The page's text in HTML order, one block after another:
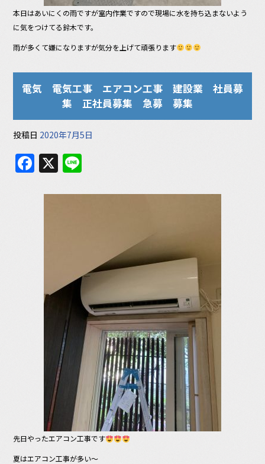
本日はあいにくの雨ですが室内作業ですので現場に水を持ち込まないよう
に気をつけてる鈴木です。
雨が多くて嫌になりますが気分を上げて頑張ります
電気 電気工事 エアコン工事 建設業 社員募
集 正社員募集 急募 募集
投稿日 2020年7月5日
F
c
k
X
e
先日やったエアコン工事です
夏はエアコン工事が多い〜